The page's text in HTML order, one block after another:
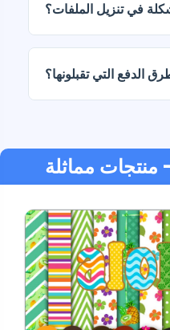
في تنزيل الملفات؟
الدفع التي تقبلونها؟